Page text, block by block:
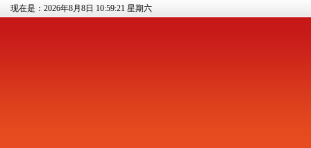
现在是：2026年8月8日 10:59:22 星期六